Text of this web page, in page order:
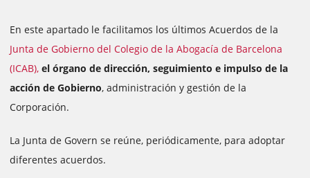
En este apartado le facilitamos los últimos Acuerdos de la
Junta de Gobierno del Colegio de la Abogacía de Barcelona
(ICAB), el órgano de dirección, seguimiento e impulso de la
acción de Gobierno, administración y gestión de la
Corporación.
La Junta de Govern se reúne, periódicamente, para adoptar
diferentes acuerdos.